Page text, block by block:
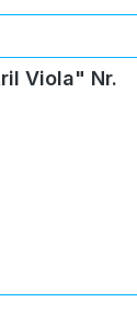
Viola" Nr.